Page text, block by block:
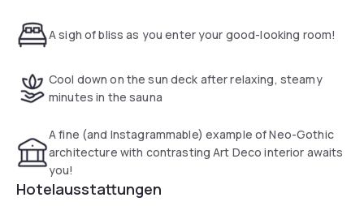
A sigh of bliss as you enter your good-looking room!
Cool down on the sun deck after relaxing, steamy
minutes in the sauna
A fine (and Instagrammable) example of Neo-Gothic
architecture with contrasting Art Deco interior awaits
you!
Hotelausstattungen